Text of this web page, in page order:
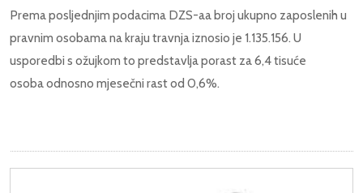
Prema posljednjim podacima DZS-aa broj ukupno zaposlenih u
pravnim osobama na kraju travnja iznosio je 1.135.156. U
usporedbi s ožujkom to predstavlja porast za 6,4 tisuće
osoba odnosno mjesečni rast od 0,6%.